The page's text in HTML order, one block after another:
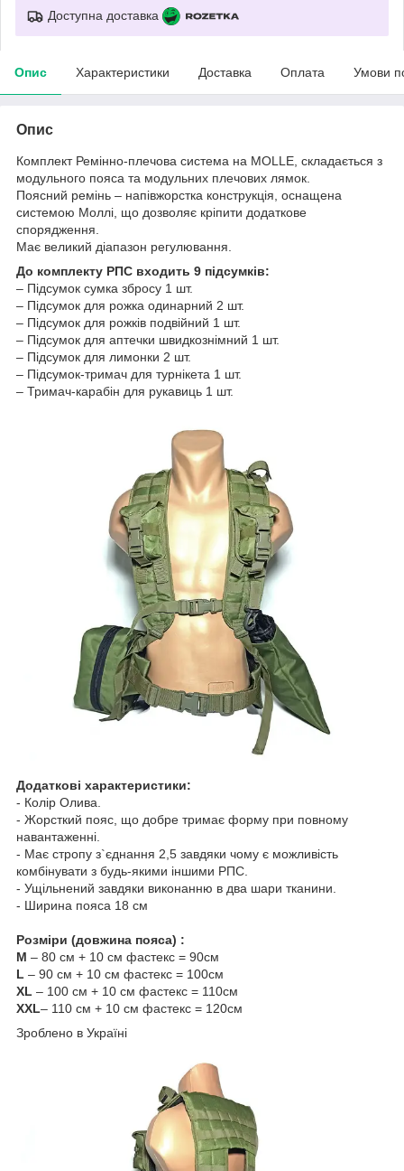
Доступна доставка
Опис Характеристики Доставка Оплата Умови
Опис
Комплект Ремінно-плечова система на MOLLE, складається з
модульного пояса та модульних плечових лямок.
Поясний ремінь – напівжорстка конструкція, оснащена
системою Моллі, що дозволяє кріпити додаткове
спорядження.
Має великий діапазон регулювання.
До комплекту РПС входить 9 підсумків:
– Підсумок сумка збросу 1 шт.
– Підсумок для рожка одинарний 2 шт.
– Підсумок для рожків подвійний 1 шт.
– Підсумок для аптечки швидкознімний 1 шт.
– Підсумок для лимонки 2 шт.
– Підсумок-тримач для турнікета 1 шт.
– Тримач-карабін для рукавиць 1 шт.
Додаткові характеристики:
- Колір Олива.
- Жорсткий пояс, що добре тримає форму при повному
навантаженні.
- Має стропу з`єднання 2,5 завдяки чому є можливість
комбінувати з будь-якими іншими РПС.
- Ущільнений завдяки виконанню в два шари тканини.
- Ширина пояса 18 см
Розміри (довжина пояса) :
M – 80 см + 10 см фастекс = 90см
L – 90 см + 10 см фастекс = 100см
XL – 100 см + 10 см фастекс = 110см
XXL– 110 см + 10 см фастекс = 120см
Зроблено в Україні